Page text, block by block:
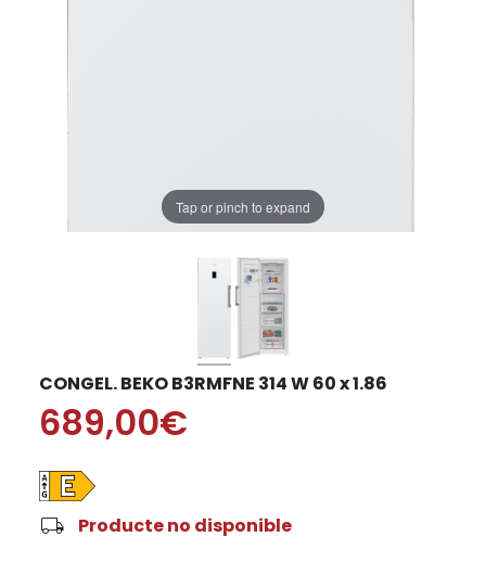
Tap or pinch to expand
CONGEL. BEKO B3RMFNE 314 W 60 x 1.86
689,00€
local_shipping Producte no disponible